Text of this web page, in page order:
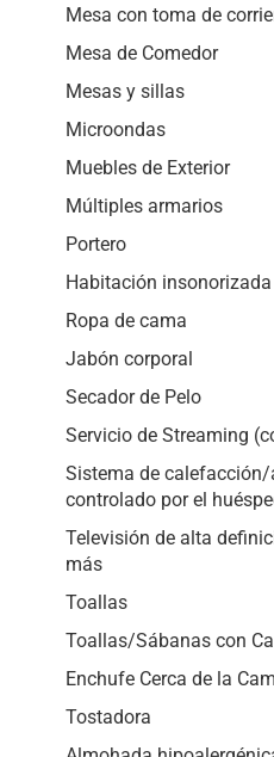
Mesa con toma de
Mesa de Comedor
Mesas y sillas
Microondas
Muebles de Exterior
Múltiples armarios
Portero
Habitación insonorizada
Ropa de cama
Jabón corporal
Secador de Pelo
Servicio de Streaming
Sistema de
controlado por el
Televisión de alta
más
Toallas
Toallas/Sábanas con
Enchufe Cerca de la
Tostadora